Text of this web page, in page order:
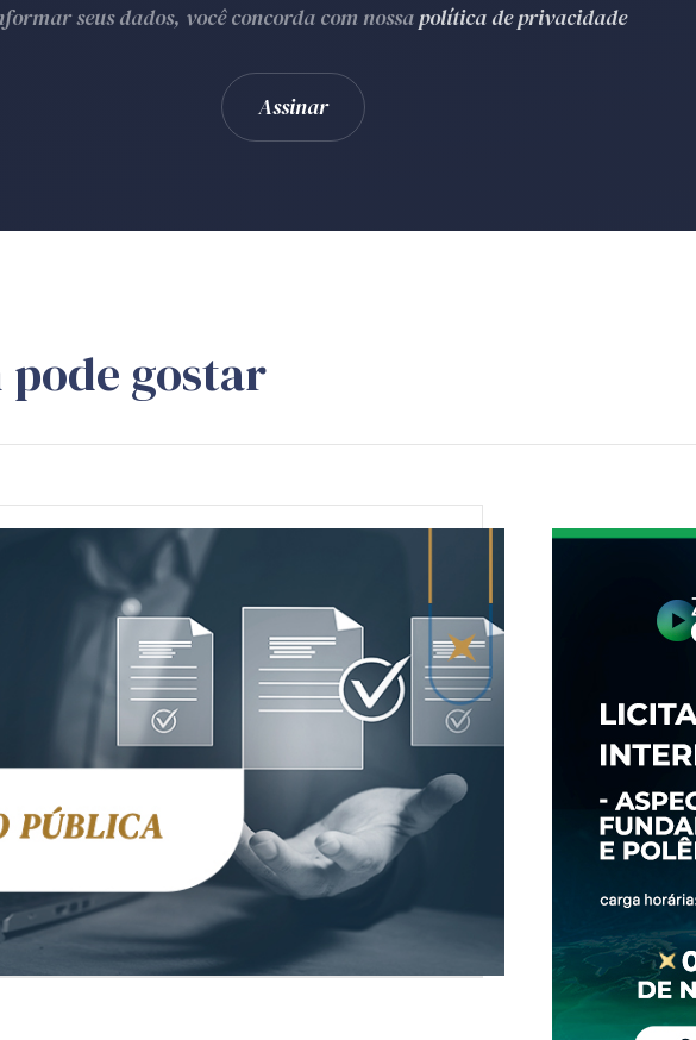
seus dados, você concorda com nossapolítica de privacidade
pode gostar